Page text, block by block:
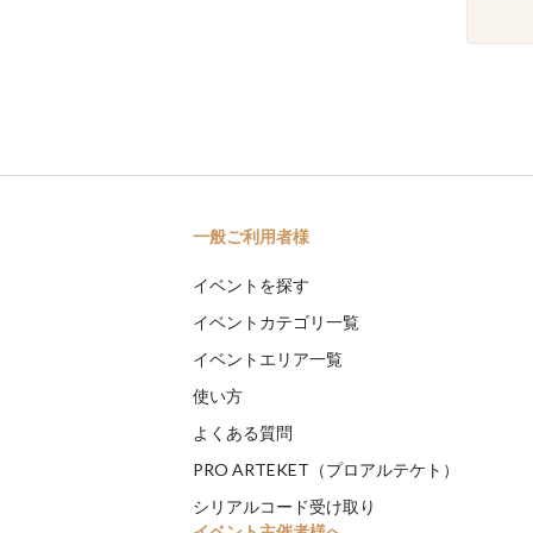
一般ご利用者様
イベントを探す
イベントカテゴリ一覧
イベントエリア一覧
使い方
よくある質問
PRO ARTEKET（プロアルテケト）
シリアルコード受け取り